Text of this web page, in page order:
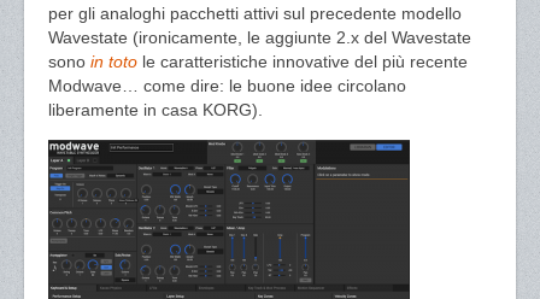
per gli analoghi pacchetti attivi sul precedente modello
Wavestate (ironicamente, le aggiunte 2.x del Wavestate
sono in toto le caratteristiche innovative del più recente
Modwave… come dire: le buone idee circolano
liberamente in casa KORG).